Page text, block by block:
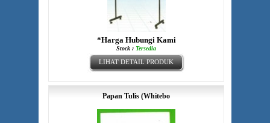
*Harga Hubungi Kami
Stock : Tersedia
LIHAT DETAIL PRODUK
Papan Tulis (Whitebo